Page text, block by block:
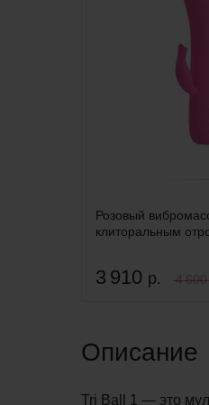
Розовый
клиторальным
3 910 р. 4 600
Описание
Tri Ball 1 — это